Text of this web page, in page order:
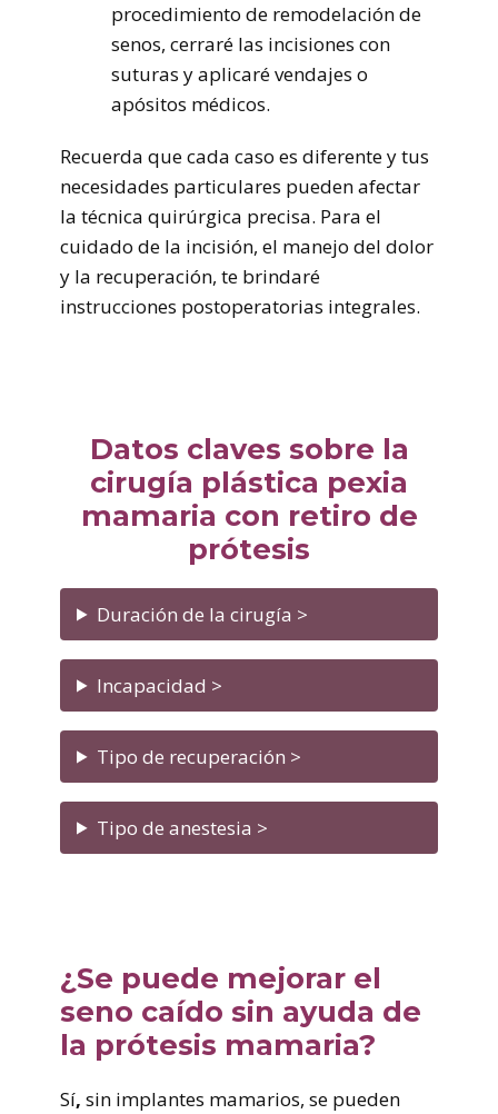
procedimiento de remodelación de
senos, cerraré las incisiones con
suturas y aplicaré vendajes o
apósitos médicos.
Recuerda que cada caso es diferente y tus
necesidades particulares pueden afectar
la técnica quirúrgica precisa. Para el
cuidado de la incisión, el manejo del dolor
y la recuperación, te brindaré
instrucciones postoperatorias integrales.
Datos claves sobre la
cirugía plástica pexia
mamaria con retiro de
prótesis
Duración de la cirugía >
Incapacidad >
Tipo de recuperación >
Tipo de anestesia >
¿Se puede mejorar el
seno caído sin ayuda de
la prótesis mamaria?
Sí, sin implantes mamarios, se pueden